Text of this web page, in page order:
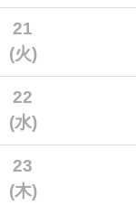
21
(火)
22
(水)
23
(木)